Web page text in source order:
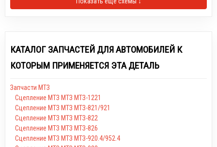
КАТАЛОГ ЗАПЧАСТЕЙ ДЛЯ АВТОМОБИЛЕЙ К
КОТОРЫМ ПРИМЕНЯЕТСЯ ЭТА ДЕТАЛЬ
Запчасти МТЗ
Сцепление МТЗ МТЗ МТЗ-1221
Сцепление МТЗ МТЗ МТЗ-821/921
Сцепление МТЗ МТЗ МТЗ-822
Сцепление МТЗ МТЗ МТЗ-826
Сцепление МТЗ МТЗ МТЗ-920.4/952.4